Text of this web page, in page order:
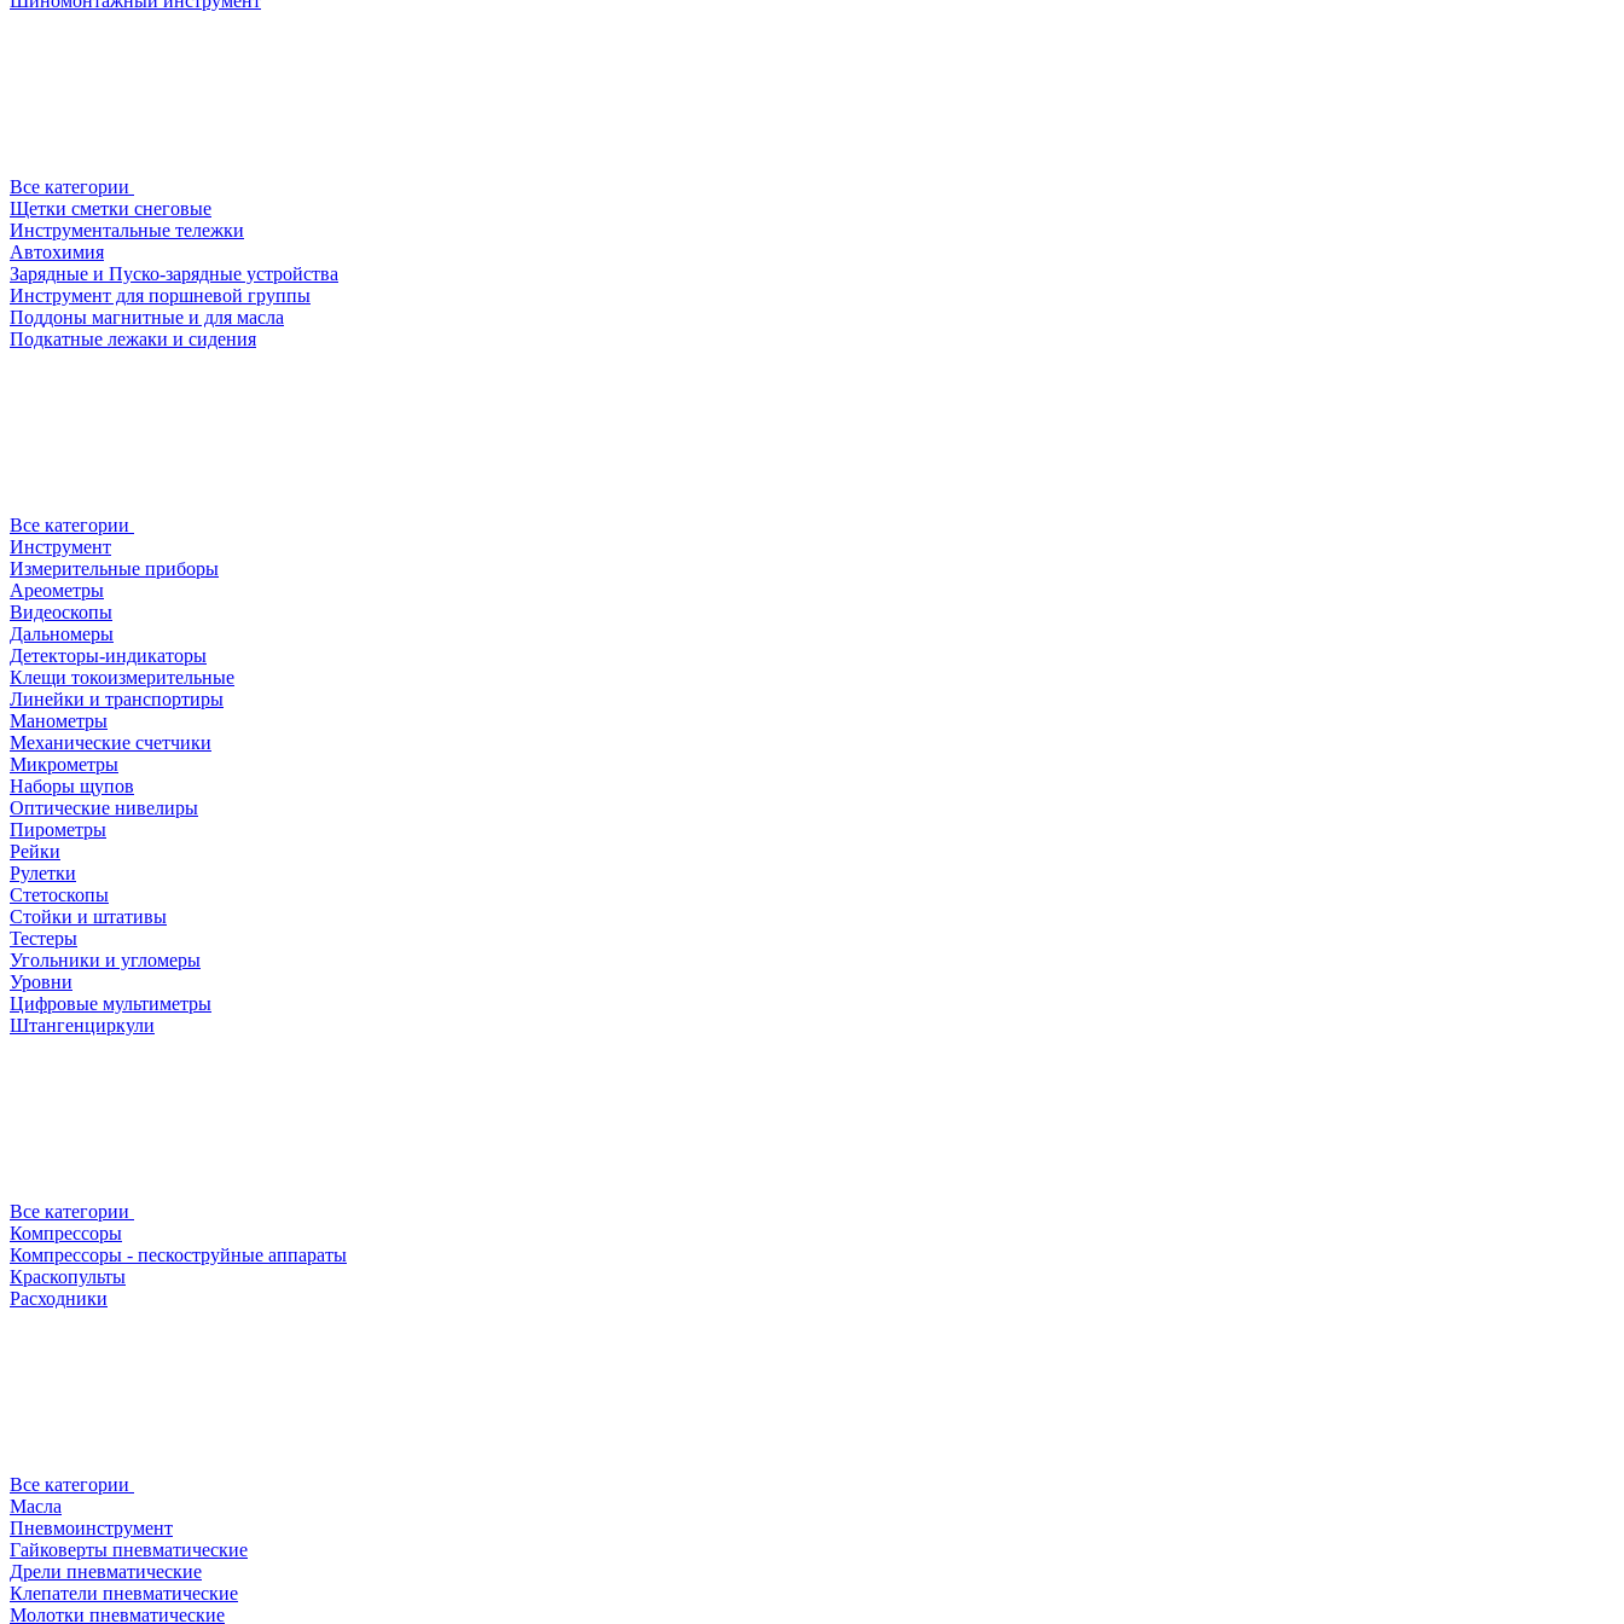
Все категории
Щетки сметки снеговые
Инструментальные тележки
Автохимия
Зарядные и Пуско-зарядные устройства
Инструмент для поршневой группы
Поддоны магнитные и для масла
Подкатные лежаки и сидения
Все категории
Инструмент
Измерительные приборы
Ареометры
Видеоскопы
Дальномеры
Детекторы-индикаторы
Клещи токоизмерительные
Линейки и транспортиры
Манометры
Механические счетчики
Микрометры
Наборы щупов
Оптические нивелиры
Пирометры
Рейки
Рулетки
Стетоскопы
Стойки и штативы
Тестеры
Угольники и угломеры
Уровни
Цифровые мультиметры
Штангенциркули
Все категории
Компрессоры
Компрессоры - пескоструйные аппараты
Краскопульты
Расходники
Все категории
Масла
Пневмоинструмент
Гайковерты пневматические
Дрели пневматические
Клепатели пневматические
Молотки пневматические